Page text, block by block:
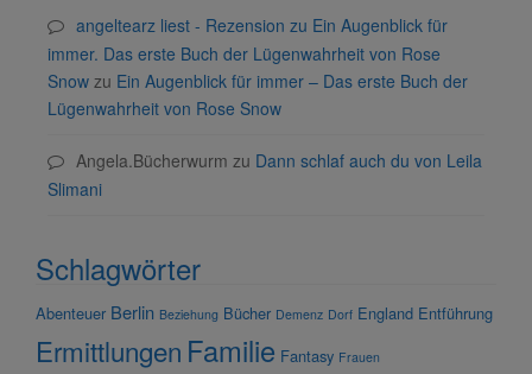
angeltearz liest - Rezension zu Ein Augenblick für
immer. Das erste Buch der Lügenwahrheit von Rose
Snow zu Ein Augenblick für immer – Das erste Buch der
Lügenwahrheit von Rose Snow
Angela.Bücherwurm zu Dann schlaf auch du von Leila
Slimani
Schlagwörter
Abenteuer Berlin Beziehung Bücher Demenz Dorf England Entführung
Ermittlungen Familie Fantasy Frauen